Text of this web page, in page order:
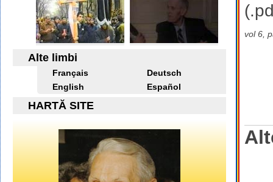
vol 6,
Alte limbi
Français
Deutsch
English
Español
HARTĂ SITE